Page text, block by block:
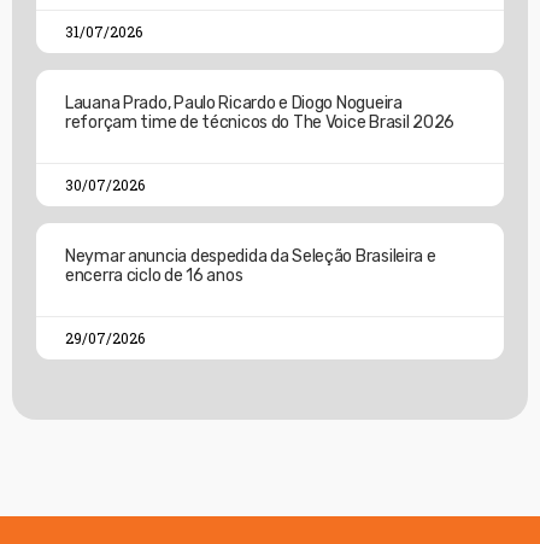
31/07/2026
Lauana Prado, Paulo Ricardo e Diogo Nogueira
reforçam time de técnicos do The Voice Brasil 2026
30/07/2026
Neymar anuncia despedida da Seleção Brasileira e
encerra ciclo de 16 anos
29/07/2026